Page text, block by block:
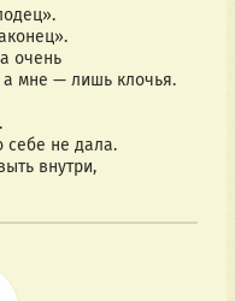
очень
а мне — лишь клочья.
себе не дала.
внутри,